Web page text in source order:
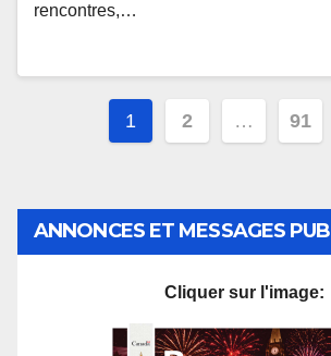
rencontres,…
Pagination
publications
1 2 … 91
ANNONCES ET MESSAGES PUB
Cliquer sur l'image: